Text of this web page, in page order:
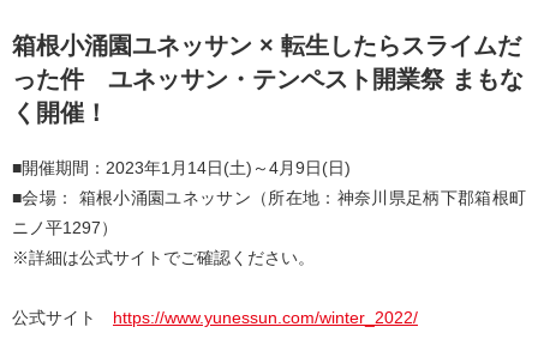
箱根小涌園ユネッサン × 転生したらスライムだ
った件 ユネッサン・テンペスト開業祭 まもな
く開催！
■開催期間：2023年1月14日(土)～4月9日(日)
■会場： 箱根小涌園ユネッサン（所在地：神奈川県足柄下郡箱根町
ニノ平1297）
※詳細は公式サイトでご確認ください。
公式サイト https://www.yunessun.com/winter_2022/